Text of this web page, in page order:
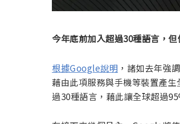
今年底前加入超過30種語言，
根據Google說明 ，諸如去年強
藉由此項服務與手機等裝置產
過30種語言，藉此讓全球超過